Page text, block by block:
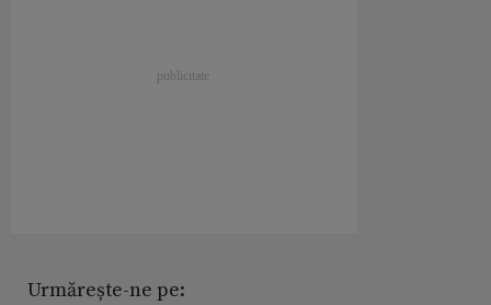
Urmărește-ne pe: